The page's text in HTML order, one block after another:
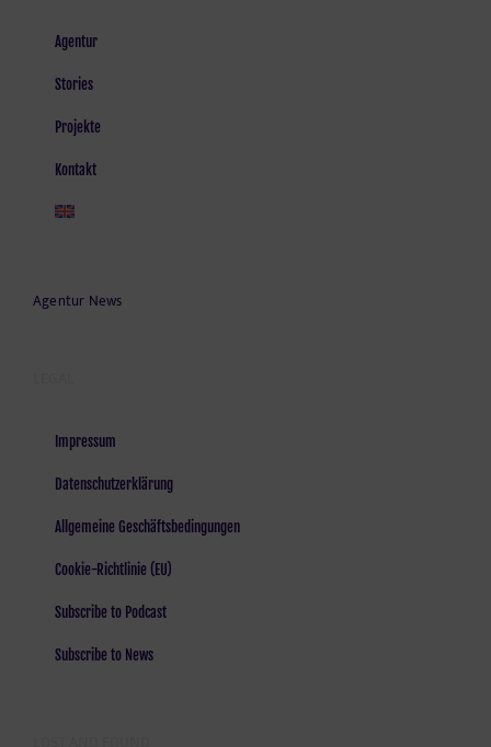
Agentur
Stories
Projekte
Kontakt
Agentur News
Impressum
Datenschutzerklärung
Allgemeine Geschäftsbedingungen
Cookie-Richtlinie (EU)
Subscribe to Podcast
Subscribe to News